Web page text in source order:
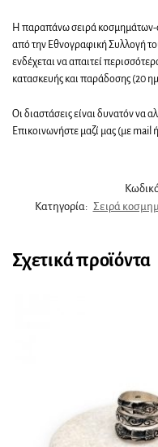
Η παραπάνω σειρά
από την Εθνογραφική Συλλογή
ενδέχεται να απαιτεί
κατασκευής και παράδοσης (20
Οι διαστάσεις είναι δυνατόν να
Επικοινωνήστε μαζί μας (με mail
Κατηγορία: Σειρά
Σχετικά προϊόντα